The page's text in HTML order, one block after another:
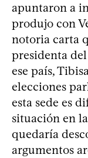
apuntaron a
produjo con
notoria carta
presidenta
ese país,
elecciones
esta sede es
situación en
quedaría
argumentos